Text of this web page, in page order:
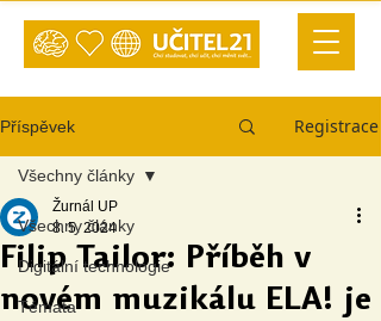
Příspěvek Registrace
Všechny články
Digitální technologie
Témata
Všechny články
Filip Tailor: Příběh v
novém muzikálu ELA! je
Žurnál UP
8. 5. 2024